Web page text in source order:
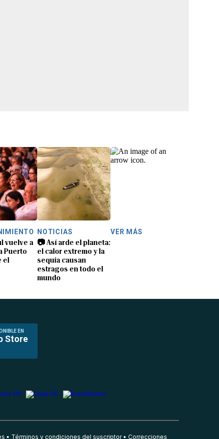
vuelve a
Puerto
el
NOTICIAS
📷 Así arde el planeta:
el calor extremo y la
sequía causan
estragos en todo el
mundo
VER MÁS
EN
Store
Términos y condiciones del suscriptor Correcciones